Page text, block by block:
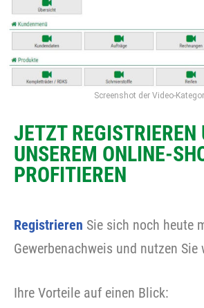
Screenshot der Video-
JETZT REGISTRIEREN
UNSEREM ONLINE-
PROFITIEREN
Registrieren Sie sich noch heute
Gewerbenachweis und nutzen Sie
Ihre Vorteile auf einen Blick: